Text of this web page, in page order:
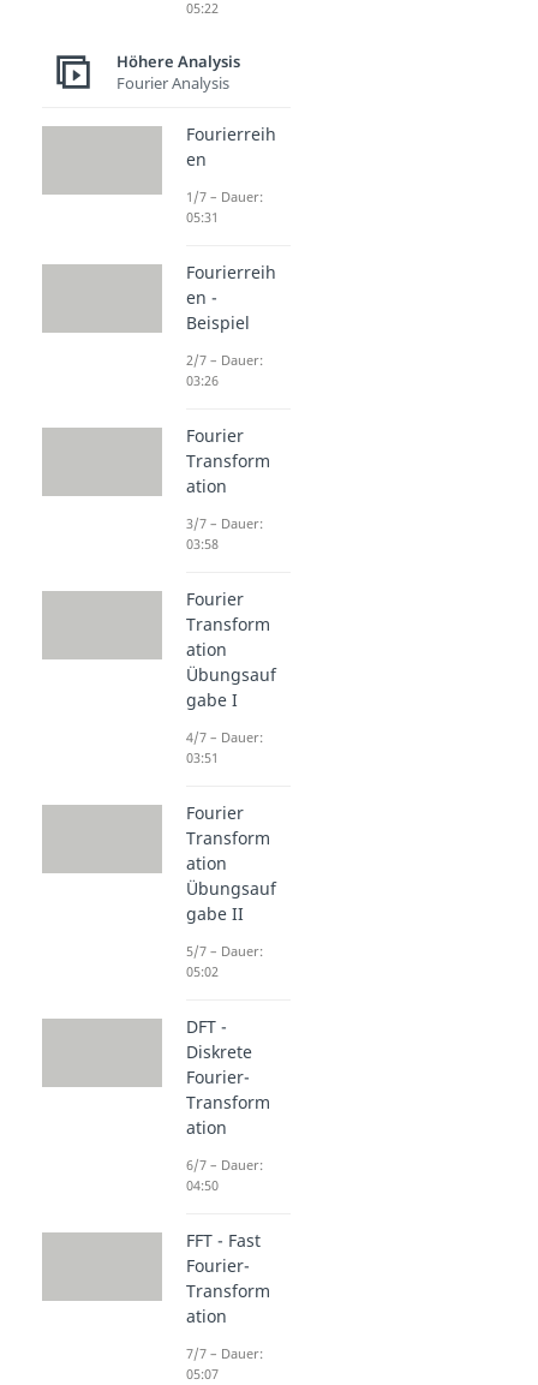
05:22
Höhere Analysis
Fourier Analysis
Fourierreih
en
1/7 – Dauer:
05:31
Fourierreih
en -
Beispiel
2/7 – Dauer:
03:26
Fourier
Transform
ation
3/7 – Dauer:
03:58
Fourier
Transform
ation
Übungsauf
gabe I
4/7 – Dauer:
03:51
Fourier
Transform
ation
Übungsauf
gabe II
5/7 – Dauer:
05:02
DFT -
Diskrete
Fourier-
Transform
ation
6/7 – Dauer:
04:50
FFT - Fast
Fourier-
Transform
ation
7/7 – Dauer:
05:07